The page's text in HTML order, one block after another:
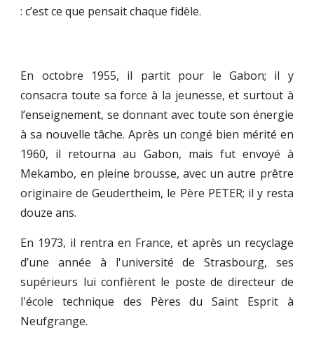
: c’est ce que pensait chaque fidèle.
En octobre 1955, il partit pour le Gabon; il y
consacra toute sa force à la jeunesse, et surtout à
l’enseignement, se donnant avec toute son énergie
à sa nouvelle tâche. Après un congé bien mérité en
1960, il retourna au Gabon, mais fut envoyé à
Mekambo, en pleine brousse, avec un autre prêtre
originaire de Geudertheim, le Père PETER; il y resta
douze ans.
En 1973, il rentra en France, et après un recyclage
d’une année à l'université de Strasbourg, ses
supérieurs lui confièrent le poste de directeur de
l'école technique des Pères du Saint Esprit à
Neufgrange.